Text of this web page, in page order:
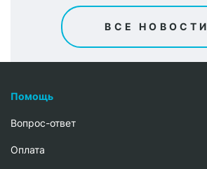
ВСЕ НОВОСТИ
Помощь
Вопрос-ответ
Oплата